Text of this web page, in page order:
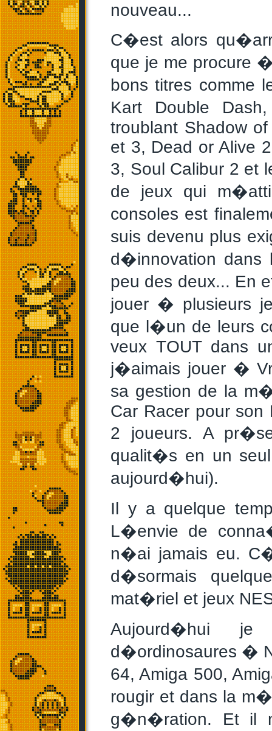
nouveau...
C�est alors
que je me procure
bons titres comme
Kart Double
troublant Shadow
et 3, Dead or Alive
3, Soul Calibur 2 et
de jeux qui
consoles est
suis devenu plus
d�innovation
peu des deux... En
jouer � plusieurs
que l�un de leurs
veux TOUT dans
j�aimais jouer �
sa gestion de la
Car Racer pour
2 joueurs. A
qualit�s en un
aujourd�hui).
Il y a quelque
L�envie de
n�ai jamais eu.
d�sormais
mat�riel et jeux
Aujourd�hui
d�ordinosaures �
64, Amiga 500,
rougir et dans la
g�n�ration. Et il